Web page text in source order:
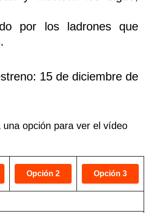
por los ladrones que
15 de diciembre de
opción para ver el vídeo